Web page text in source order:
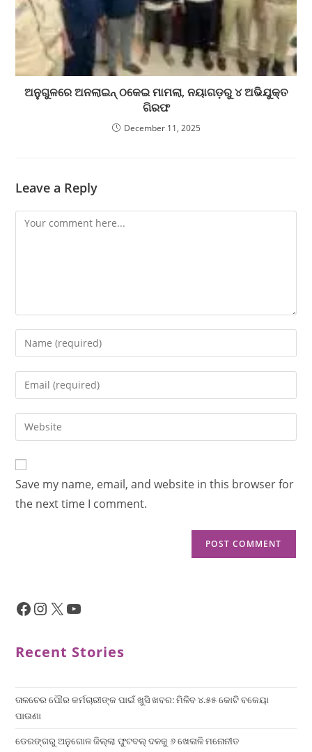
ଅନୁଗୁଳରେ ଅନଲାଇନ୍ ଠକେଇ ମାମଲା, ନୟାଗଡ଼ରୁ ୪ ଅଭିଯୁକ୍ତ
ଗିରଫ
December 11, 2025
Leave a Reply
Save my name, email, and website in this browser for
the next time I comment.
Recent Stories
ତାଳଚେର ପୌର କର୍ମଚାରୀଙ୍କ ପାଇଁ ଖୁସି ଖବର: ମିଳିବ ୪.୫୫ କୋଟି ବକେୟା
ପାଉଣା
ଡେରଙ୍ଗରୁ ଅନୁଗୋଳ ଜିଲ୍ଲା ଫୁଟବଲ୍ ଦଳକୁ ୬ ଖେଳାଳି ମନୋନୀତ